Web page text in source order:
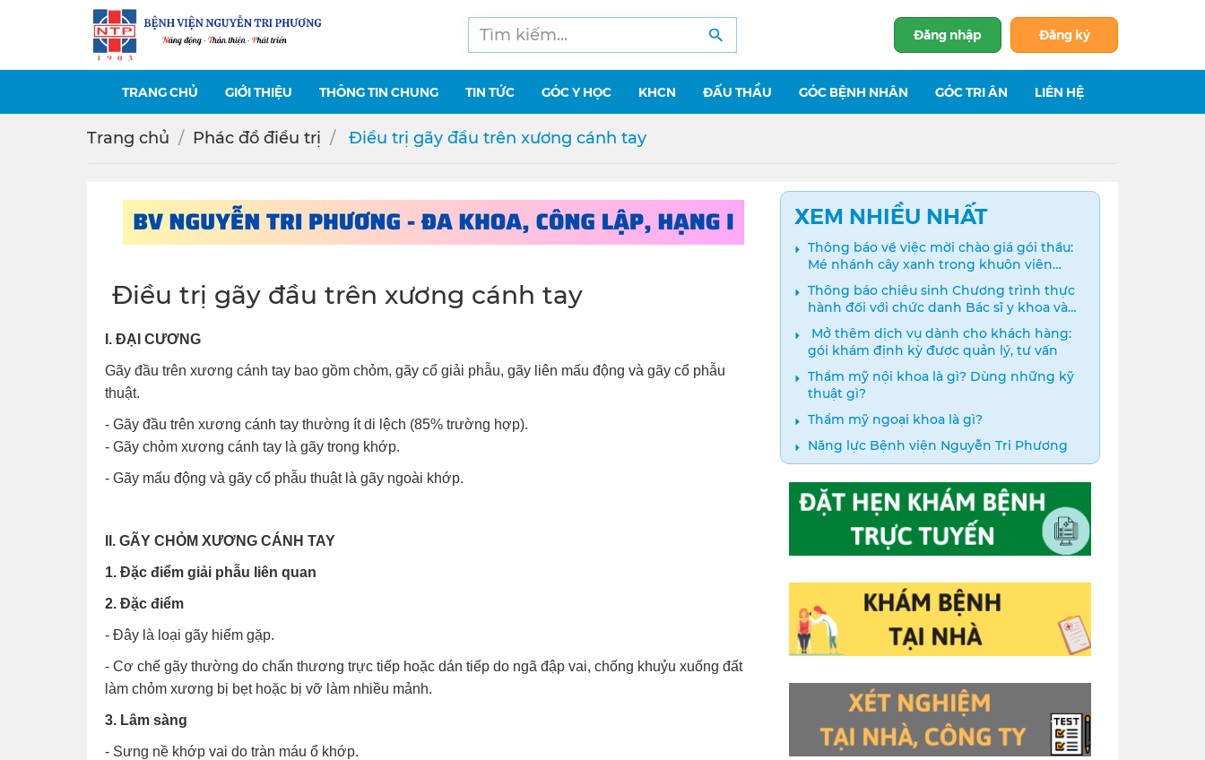
Đăng nhập Đăng ký
TRANG CHỦ GIỚI THIỆU THÔNG TIN CHUNG TIN TỨC GÓC Y HỌC KHCN ĐẤU THẦU GÓC BỆNH NHÂN GÓC TRI ÂN LIÊN HỆ
Trang chủ Phác đồ điều trị ️ Điều trị gãy đầu trên xương cánh tay
️ Điều trị gãy đầu trên xương cánh tay
I. ĐẠI CƯƠNG
Gãy đầu trên xương cánh tay bao gồm chỏm, gãy cổ giải phẫu, gãy liên mấu động và gãy cổ phẫu
thuật.
- Gãy đầu trên xương cánh tay thường ít di lệch (85% trường hợp).
- Gãy chỏm xương cánh tay là gãy trong khớp.
- Gãy mấu động và gãy cổ phẫu thuật là gãy ngoài khớp.
II. GÃY CHỎM XƯƠNG CÁNH TAY
1. Đặc điểm giải phẫu liên quan
2. Đặc điểm
- Đây là loại gãy hiếm gặp.
- Cơ chế gãy thường do chấn thương trực tiếp hoặc dán tiếp do ngã đập vai, chống khuỷu xuống đất
làm chỏm xương bị bẹt hoặc bị vỡ làm nhiều mảnh.
3. Lâm sàng
- Sưng nề khớp vai do tràn máu ổ khớp.
XEM NHIỀU NHẤT
Thông báo về việc mời chào giá gói thầu:
Mé nhánh cây xanh trong khuôn viên
bệnh viện
Thông báo chiêu sinh Chương trình thực
hành đối với chức danh Bác sĩ y khoa và
Điều dưỡng năm 2024
️ Mở thêm dịch vụ dành cho khách hàng:
gói khám định kỳ được quản lý, tư vấn
Thẩm mỹ nội khoa là gì? Dùng những kỹ
thuật gì?
Thẩm mỹ ngoại khoa là gì?
Năng lực Bệnh viện Nguyễn Tri Phương